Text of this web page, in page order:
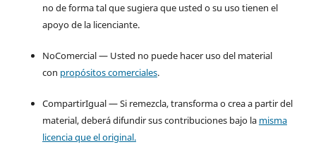
no de forma tal que sugiera que usted o su uso tienen el
apoyo de la licenciante.
NoComercial — Usted no puede hacer uso del material
con propósitos comerciales.
CompartirIgual — Si remezcla, transforma o crea a partir del
material, deberá difundir sus contribuciones bajo la misma
licencia que el original.